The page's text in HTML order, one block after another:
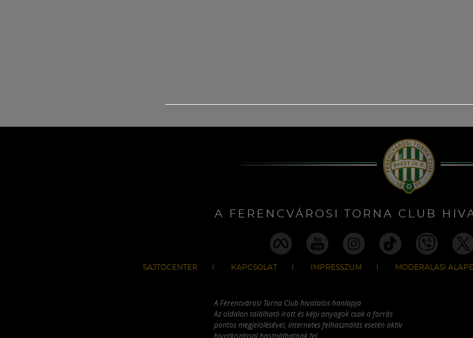
A FERENCVÁROSI TORNA CLUB
SAJTÓCENTER KAPCSOLAT IMPRESSZUM MODERÁLÁSI
A Ferencvárosi Torna Club hivatalos honlapja
Az oldalon található írott és képi anyagok csak a forrás
pontos megjelölésével, internetes felhasználás esetén aktív
hivatkozással használhatóak fel.